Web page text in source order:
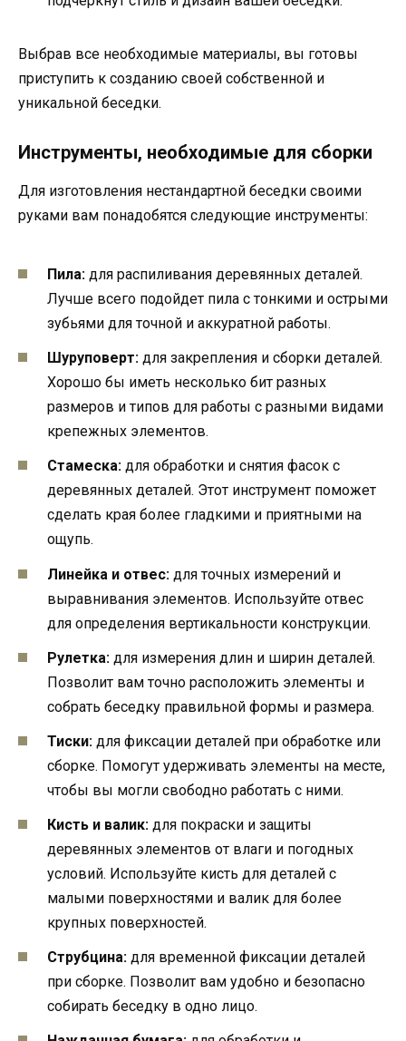
Выбрав все необходимые материалы, вы готовы
приступить к созданию своей собственной и
уникальной беседки.
Инструменты, необходимые для сборки
Для изготовления нестандартной беседки своими
руками вам понадобятся следующие инструменты:
Пила: для распиливания деревянных деталей.
Лучше всего подойдет пила с тонкими и острыми
зубьями для точной и аккуратной работы.
Шуруповерт: для закрепления и сборки деталей.
Хорошо бы иметь несколько бит разных
размеров и типов для работы с разными видами
крепежных элементов.
Стамеска: для обработки и снятия фасок с
деревянных деталей. Этот инструмент поможет
сделать края более гладкими и приятными на
ощупь.
Линейка и отвес: для точных измерений и
выравнивания элементов. Используйте отвес
для определения вертикальности конструкции.
Рулетка: для измерения длин и ширин деталей.
Позволит вам точно расположить элементы и
собрать беседку правильной формы и размера.
Тиски: для фиксации деталей при обработке или
сборке. Помогут удерживать элементы на месте,
чтобы вы могли свободно работать с ними.
Кисть и валик: для покраски и защиты
деревянных элементов от влаги и погодных
условий. Используйте кисть для деталей с
малыми поверхностями и валик для более
крупных поверхностей.
Струбцина: для временной фиксации деталей
при сборке. Позволит вам удобно и безопасно
собирать беседку в одно лицо.